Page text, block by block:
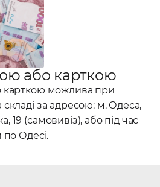
або карткою
карткою можлива при
за адресою: м. Одеса,
19 (самовивіз), або під час
по Одесі.